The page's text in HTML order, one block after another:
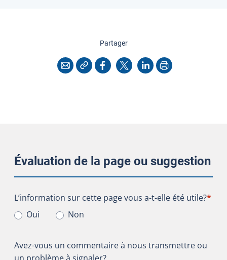
Partagercette page
CourrielCopier l'adresse
Facebook
X LinkedInImprimer
Évaluation de la page ou suggestion
L’information sur cette page vous a-t-elle été utile?
L’information sur cette page vous a-t-elle été utile?*
Oui
Non
Avez-vous un commentaire à nous transmettre ou
un problème à signaler?